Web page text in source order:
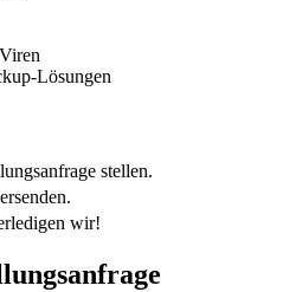
Lösungen
stellen.
wir!